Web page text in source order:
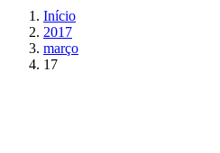
Início
2017
março
17